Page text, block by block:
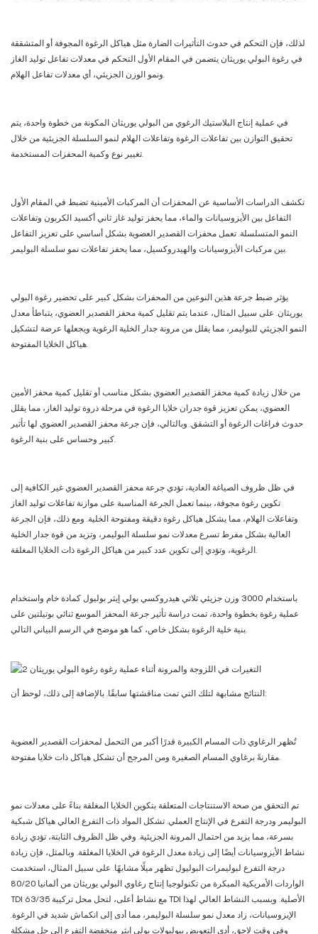
لذلك، فإن التحكم في حدوث التأثيرات الضارة مثل هياكل الرغوة المجوفة أو المتشققة
في رغوة البولي يوريثان يتضمن في المقام الأول التحكم في معدلات تفاعل توليد الغاز
ونمو الوزن الجزيئي، أي معدلات تفاعل الهلام.
في عملية إنتاج البلاستيك الرغوي من البولي يوريثان المكونة من خطوة واحدة، يتم
تحقيق التوازن بين تفاعلات الرغوة وتفاعلات الهلام لنمو السلسلة الجزيئية من خلال
تغيير نوع وكمية المحفزات المستخدمة.
تكشف الدراسات الأساسية عن المحفزات أن المركبات الأمينية تضبط في المقام الأول
التفاعل بين الأيزوسيانات والماء، مما يحفز توليد غاز ثاني أكسيد الكربون وتفاعلات
النمو المتسلسلة. تعمل محفزات القصدير العضوية بشكل أساسي على تعزيز التفاعل
بين مركبات الأيزوسيانات والهيدروكسيل، مما يحفز تفاعلات نمو سلسلة البوليمر.
يؤثر ضبط جرعة هذين النوعين من المحفزات بشكل كبير على تحضير رغوة البولي
يوريثان. على سبيل المثال، عندما يتم تقليل كمية محفز القصدير العضوي، يتباطأ معدل
النمو الجزيئي للبوليمر، مما يقلل من مرونة جدار الخلية الرغوية ويجعلها عرضة لتشكيل
هياكل الخلايا المفتوحة.
من خلال زيادة كمية محفز القصدير العضوي بشكل مناسب أو تقليل كمية محفز الأمين
العضوي، يمكن تعزيز قوة جدران خلايا الرغوة في مرحلة ذروة توليد الغاز، مما يقلل
حدوث فراغات الرغوة أو التشقق. وبالتالي، فإن جرعة محفز القصدير العضوي لها تأثير
كبير وحساس على بنية الرغوة.
في ظل ظروف الصياغة العادية، تؤدي جرعة محفز القصدير العضوي غير الكافية إلى
تكوين رغوة مجوفة، بينما تعمل الجرعة المناسبة على موازنة تفاعلات توليد الغاز
وتفاعلات الهلام، مما يشكل هياكل رغوة دقيقة ومفتوحة الخلية. ومع ذلك، فإن الجرعة
العالية بشكل مفرط تسرع معدلات نمو سلسلة البوليمر، وتزيد من قوة جدار الخلية
الرغوية، وتؤدي إلى تكوين عدد كبير من هياكل الرغوة ذات الخلايا المغلقة.
باستخدام 3000 وزن جزيئي ثلاثي هيدروكسي بولي إيثر بوليول كمادة خام واستخدام
عملية رغوة بخطوة واحدة، تمت دراسة تأثير جرعة المحفز الموسع ثنائي بوتيلتين على
بنية خلية الرغوة بشكل خاص، كما هو موضح في الرسم البياني التالي.
النتائج مشابهة لتلك التي تمت مناقشتها سابقًا. بالإضافة إلى ذلك، لوحظ أن:
تُظهر الرغاوي ذات المسام الكبيرة قدرًا أكبر من التحمل لمحفزات القصدير العضوية
مقارنةً برغاوي المسام الصغيرة ومن المرجح أن تشكل هياكل ذات خلايا مفتوحة.
تم التحقق من صحة الاستنتاجات المتعلقة بتكوين الخلايا المغلقة بناءً على معدلات نمو
البوليمر ودرجة التفرع في الإنتاج العملي. تشكل المواد ذات التفرع العالي هياكل شبكية
بسرعة، مما يزيد من احتمال المرونة الجزيئية. وفي ظل الظروف الثابتة، تؤدي زيادة
نشاط الأيزوسيانات أيضًا إلى زيادة معدل الرغوة في الخلايا المغلقة. وبالمثل، فإن زيادة
درجة التفرع لبوليمرات البوليول تظهر ميلًا مشابهًا. على سبيل المثال، استخدمت
الواردات الأمريكية المبكرة من تكنولوجيا إنتاج رغاوي البولي يوريثان من ألمانيا 80/20
TDI مع نشاط أعلى، لتحل محل تركيبة 63/35 TDI الأصلية. وبسبب النشاط العالي لهذا
الإيزوسيانات، زاد معدل نمو سلسلة البوليمر، مما أدى إلى انكماش شديد في الرغوة.
وفي وقت لاحق، أدى التعويض ببوليولات بولي إيثر منخفضة التفرع إلى حل مشكلة